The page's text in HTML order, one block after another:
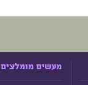
מעשים מומלצים